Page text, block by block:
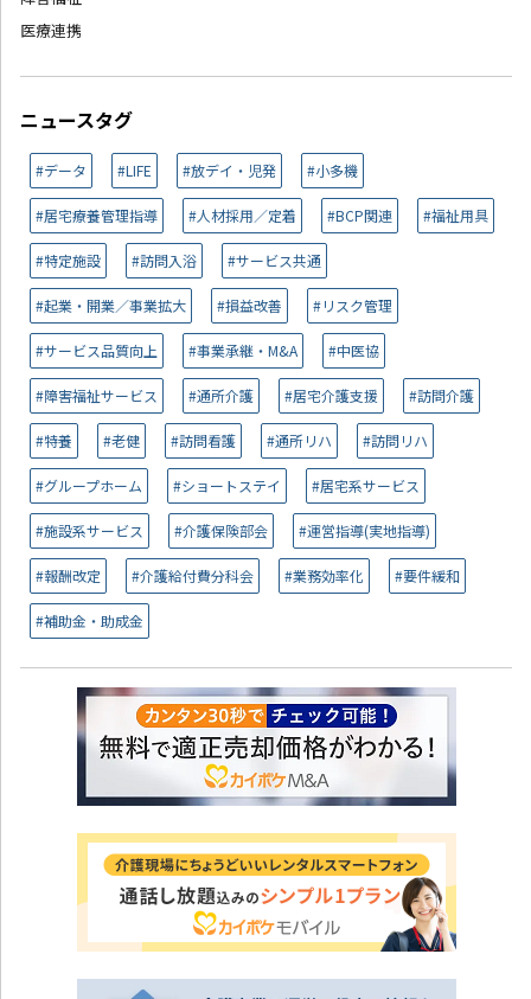
医療連携
ニュースタグ
#データ #LIFE #放デイ・児発 #小多機
#居宅療養管理指導 #人材採用／定着 #BCP関連 #福祉用具
#特定施設 #訪問入浴 #サービス共通
#起業・開業／事業拡大 #損益改善 #リスク管理
#サービス品質向上 #事業承継・M&A #中医協
#障害福祉サービス #通所介護 #居宅介護支援 #訪問介護
#特養 #老健 #訪問看護 #通所リハ #訪問リハ
#グループホーム #ショートステイ #居宅系サービス
#施設系サービス #介護保険部会 #運営指導(実地指導)
#報酬改定 #介護給付費分科会 #業務効率化 #要件緩和
#補助金・助成金